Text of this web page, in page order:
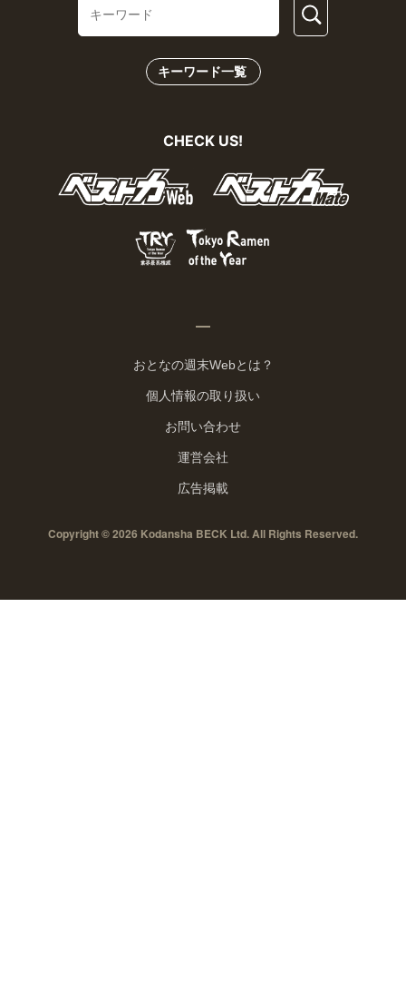
キーワード一覧
CHECK US!
おとなの週末Webとは？
個人情報の取り扱い
お問い合わせ
運営会社
広告掲載
Copyright © 2026 Kodansha BECK Ltd. All Rights Reserved.